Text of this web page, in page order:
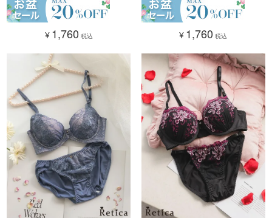
¥ 1,760 税込 ¥ 1,760 税込